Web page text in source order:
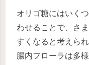
オリゴ糖にはいく
わせることで、さ
すくなると考えられ
腸内フローラは多